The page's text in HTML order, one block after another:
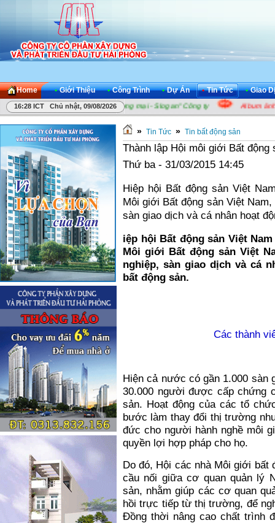
Home • Giới Thiệu • Công Trình • Dự Án • Tin Tức • Giao
16:28 ICT Chủ nhật, 09/08/2026
thi "Sáng tác Khẩu hiệu thương mại - Slogan" Công ty Album ảnh
» Tin Tức » Tin bất động sản
Thành lập Hội môi giới Bất động
Thứ ba - 31/03/2015 14:45
Hiệp hội Bất động sản Việt
Môi giới Bất động sản Việt
sàn giao dịch và cá nhân hoạt
iệp hội Bất động sản Việt
Môi giới Bất động sản Việt
nghiệp, sàn giao dịch và cá
bất động sản.
Các thành
Hiện cả nước có gần 1.000 sàn
30.000 người được cấp chứng
sản. Hoạt động của các tổ
bước làm thay đổi thị trường
đức cho người hành nghề môi
quyền lợi hợp pháp cho họ.
Do đó, Hội các nhà Môi giới
cầu nối giữa cơ quan quản lý
sản, nhằm giúp các cơ quan
hồi trực tiếp từ thị trường, để
Đồng thời nâng cao chất trình